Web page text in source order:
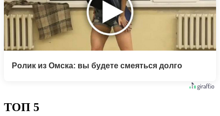
Ролик из Омска: вы будете смеяться долго
ТОП 5